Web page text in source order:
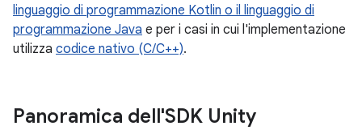
linguaggio di programmazione Kotlin o il linguaggio di
programmazione Java e per i casi in cui l'implementazione
utilizza codice nativo (C/C++).
Panoramica dell'SDK Unity